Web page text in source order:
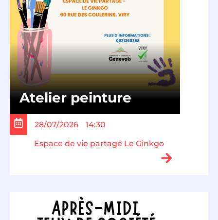
Atelier peinture
28/07/2026 14:30
Espace de vie partagé Le Ginkgo